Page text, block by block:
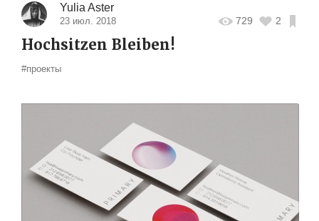
Yulia Aster
23 июл. 2018 729 2
Hochsitzen Bleiben!
#проекты